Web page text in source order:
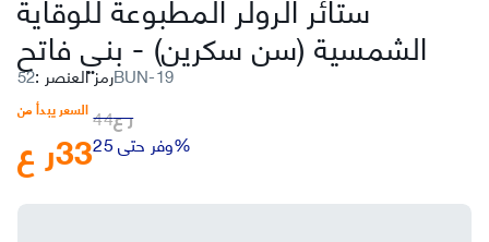
الشمسية (سن سكرين)- بني فاتح
رمز العنصر : 52BUN-19
السعر يبدأ من
ر ع33
ر ع44
وفر حتى 25%